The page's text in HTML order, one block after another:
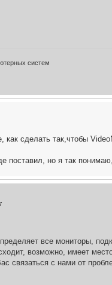
систем
как сделать так,чтобы
поставил, но я так
все мониторы,
возможно, имеет
связаться с нами от